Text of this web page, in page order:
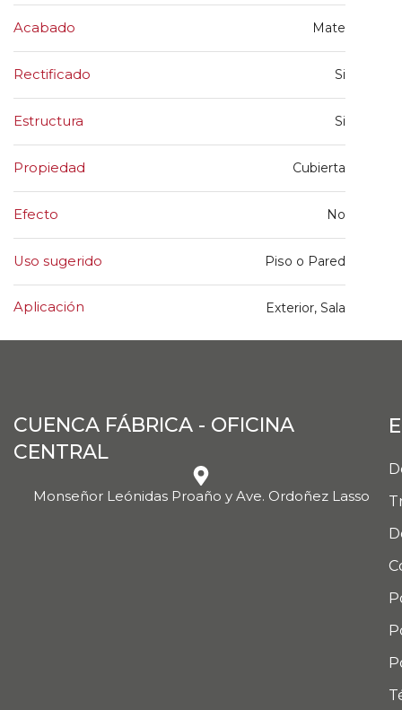
Acabado Mate
Rectificado Si
Estructura Si
Propiedad Cubierta
Efecto No
Uso sugerido Piso o Pared
Aplicación Exterior, Sala
CUENCA FÁBRICA - OFICINA
CENTRAL
Monseñor Leónidas Proaño y Ave. Ordoñez Lasso